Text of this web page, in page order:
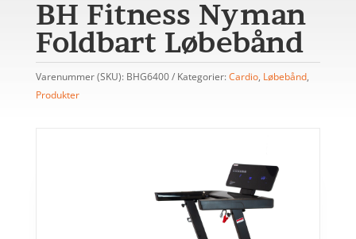
BH Fitness Nyman
Foldbart Løbebånd
Varenummer (SKU): BHG6400 Kategorier: Cardio, Løbebånd,
Produkter